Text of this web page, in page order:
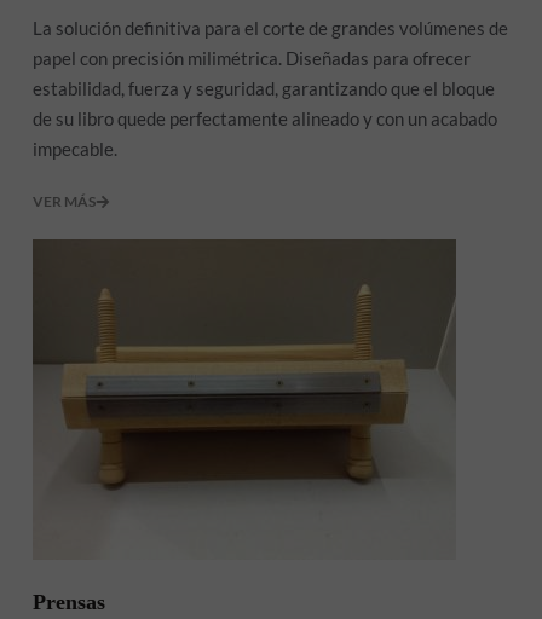
La solución definitiva para el corte de grandes volúmenes de
papel con precisión milimétrica. Diseñadas para ofrecer
estabilidad, fuerza y seguridad, garantizando que el bloque
de su libro quede perfectamente alineado y con un acabado
impecable.
VER MÁS
Prensas